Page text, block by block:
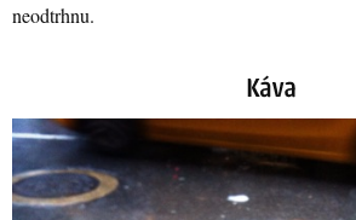
neodtrhnu.